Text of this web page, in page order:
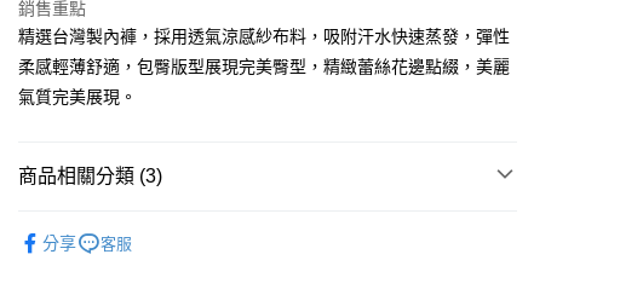
AFTEE先享後付
相關說明
【關於「AFTEE先享後付」】
AFTEE先享後付是「在收到商品之後才付款」的支付方式。 讓您購物簡單
３．安心：先確認商品／服務後，再付款。
１．於結帳方式選擇「AFTEE先享後付」後，將跳轉至「AFTEE先享後
ATM付款
運送方式
每筆NT$80，滿NT$899(含以上)免運費
銷售重點
精選台灣製內褲，採用透氣涼感紗布料，吸附汗水快速蒸發，彈性
柔感輕薄舒適，包臀版型展現完美臀型，精緻蕾絲花邊點綴，美麗
氣質完美展現。
商品相關分類 (3)
分享 客服